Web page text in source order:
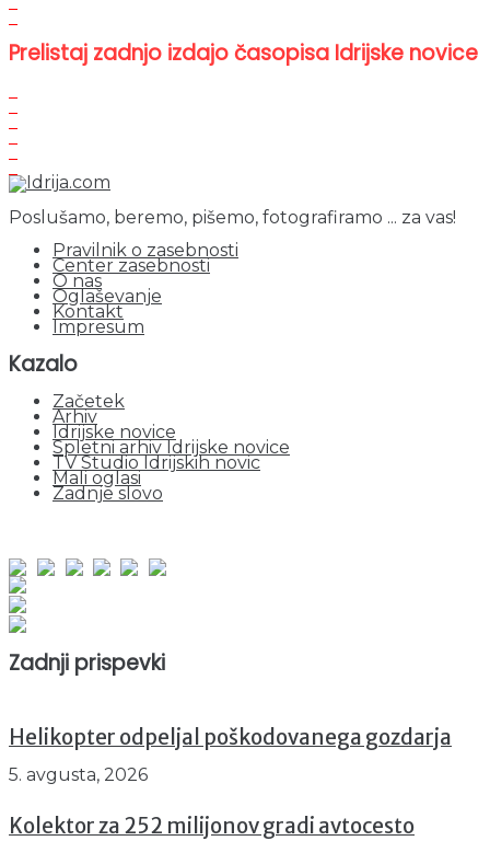
Prelistaj zadnjo izdajo časopisa Idrijske novice
Poslušamo, beremo, pišemo, fotografiramo ... za vas!
Pravilnik o zasebnosti
Center zasebnosti
O nas
Oglaševanje
Kontakt
Impresum
Kazalo
Začetek
Arhiv
Idrijske novice
Spletni arhiv Idrijske novice
TV Studio Idrijskih novic
Mali oglasi
Zadnje slovo
Zadnji prispevki
Helikopter odpeljal poškodovanega gozdarja
5. avgusta, 2026
Kolektor za 252 milijonov gradi avtocesto